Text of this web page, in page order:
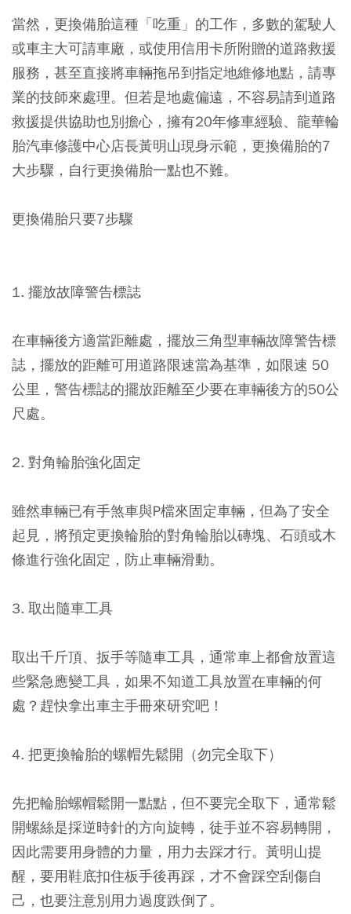
當然，更換備胎這種「吃重」的工作，多數的駕駛人
或車主大可請車廠，或使用信用卡所附贈的道路救援
服務，甚至直接將車輛拖吊到指定地維修地點，請專
業的技師來處理。但若是地處偏遠，不容易請到道路
救援提供協助也別擔心，擁有20年修車經驗、龍華輪
胎汽車修護中心店長黃明山現身示範，更換備胎的7
大步驟，自行更換備胎一點也不難。
更換備胎只要7步驟
1. 擺放故障警告標誌
在車輛後方適當距離處，擺放三角型車輛故障警告標
誌，擺放的距離可用道路限速當為基準，如限速 50
公里，警告標誌的擺放距離至少要在車輛後方的50公
尺處。
2. 對角輪胎強化固定
雖然車輛已有手煞車與P檔來固定車輛，但為了安全
起見，將預定更換輪胎的對角輪胎以磚塊、石頭或木
條進行強化固定，防止車輛滑動。
3. 取出隨車工具
取出千斤頂、扳手等隨車工具，通常車上都會放置這
些緊急應變工具，如果不知道工具放置在車輛的何
處？趕快拿出車主手冊來研究吧！
4. 把更換輪胎的螺帽先鬆開（勿完全取下）
先把輪胎螺帽鬆開一點點，但不要完全取下，通常鬆
開螺絲是採逆時針的方向旋轉，徒手並不容易轉開，
因此需要用身體的力量，用力去踩才行。黃明山提
醒，要用鞋底扣住板手後再踩，才不會踩空刮傷自
己，也要注意別用力過度跌倒了。